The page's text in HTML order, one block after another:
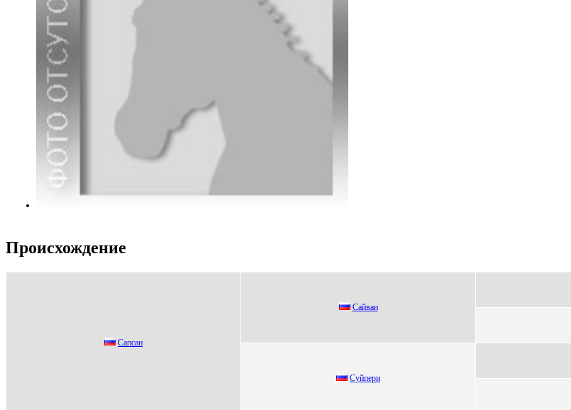
Происхождение
Caпсaн
Сайван
Суйпeри